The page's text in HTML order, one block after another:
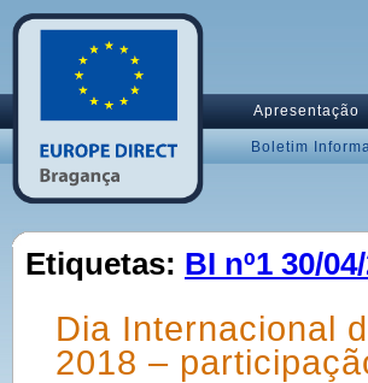
Apresentação
Boletim
Etiquetas: BI nº1 30/
Dia Internacional
2018 –